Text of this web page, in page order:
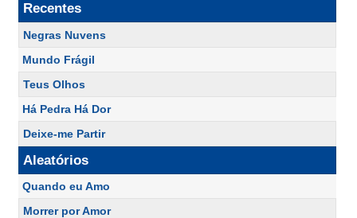
Recentes
Negras Nuvens
Mundo Frágil
Teus Olhos
Há Pedra Há Dor
Deixe-me Partir
Aleatórios
Quando eu Amo
Morrer por Amor